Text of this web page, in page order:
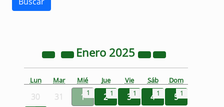
Enero 2025
Lun Mar Mié Jue Vie Sáb Dom
30 31 1 1 2 1 3 1 4 1 5 1